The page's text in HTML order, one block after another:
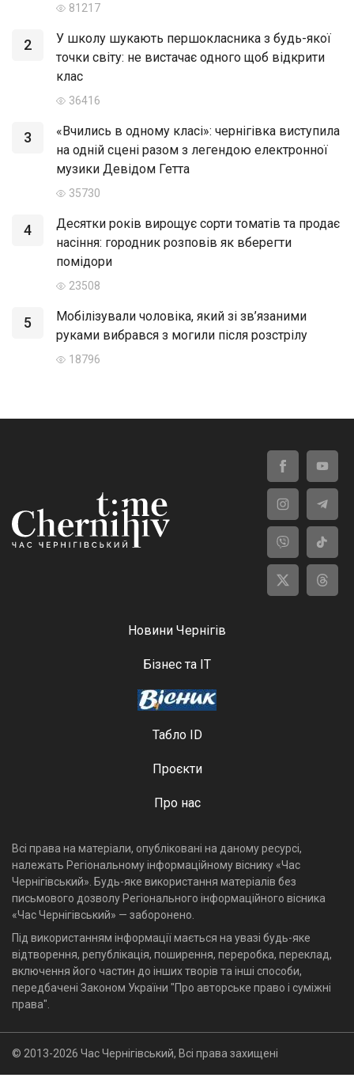
81217
2
У школу шукають першокласника з будь-якої
точки світу: не вистачає одного щоб відкрити
клас
36416
3
«Вчились в одному класі»: чернігівка виступила
на одній сцені разом з легендою електронної
музики Девідом Гетта
35730
4
Десятки років вирощує сорти томатів та продає
насіння: городник розповів як вберегти
помідори
23508
5
Мобілізували чоловіка, який зі зв’язаними
руками вибрався з могили після розстрілу
18796
Новини Чернігів
Бізнес та ІТ
Табло ID
Проєкти
Про нас
Всі права на матеріали, опубліковані на даному ресурсі,
належать Регіональному інформаційному віснику «Час
Чернігівський». Будь-яке використання матеріалів без
письмового дозволу Регіонального інформаційного вісника
«Час Чернігівський» — заборонено.
Під використанням інформації мається на увазі будь-яке
відтворення, републікація, поширення, переробка, переклад,
включення його частин до інших творів та інші способи,
передбачені Законом України "Про авторське право і суміжні
права".
© 2013-2026 Час Чернігівський, Всі права захищені